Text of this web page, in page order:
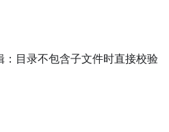
目录不包含子文件时直接校验